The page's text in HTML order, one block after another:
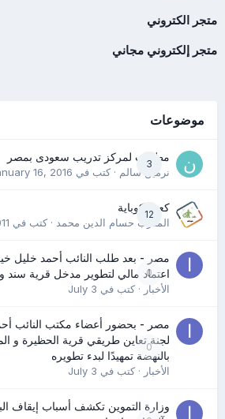
متجر الكتروني
متجر إلكتروني مجاني
موضوعات
3
مطلوب لمركز تدريب سعودى بمصر
نرمين سالم· كتب في 16, 2016
12
كعب كوباية
المدرب حسام الدين محمد· كتب في
0
مصر - بعد طلب النائب أحمد خليل خير
اعتماد مالي لتطوير مدخل قرية سند
الأخبار· كتب في July 3
0
مصر - بحضور أعضاء مكتب النائب
لجنة تعاين طريقي قرية الحظيرة و
بالنهضة تمهيدًا لبدء تطويره
الأخبار· كتب في July 3
وزارة التموين تكشف أسباب إيقاف